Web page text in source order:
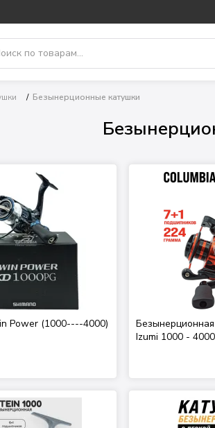
/ Безынерционные катушки
Power (1000----4000)
Izumi 1000 - 4000